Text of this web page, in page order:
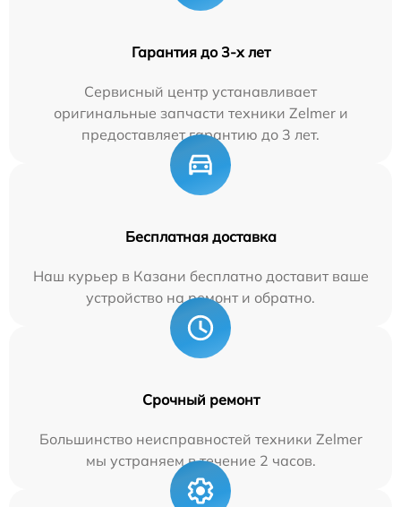
Гарантия до 3-х лет
Сервисный центр устанавливает
оригинальные запчасти техники Zelmer и
предоставляет гарантию до 3 лет.
Бесплатная доставка
Наш курьер в Казани бесплатно доставит ваше
устройство на ремонт и обратно.
Срочный ремонт
Большинство неисправностей техники Zelmer
мы устраняем в течение 2 часов.